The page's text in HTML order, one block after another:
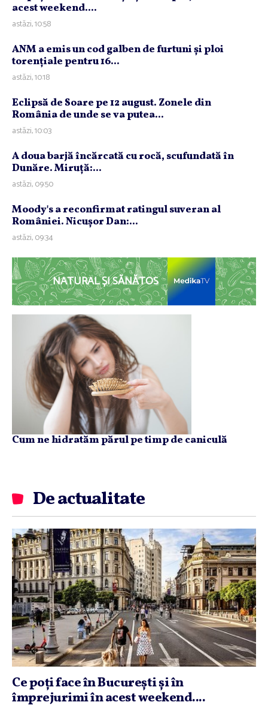
acest weekend....
astăzi, 10:58
ANM a emis un cod galben de furtuni şi ploi
torenţiale pentru 16...
astăzi, 10:18
Eclipsă de Soare pe 12 august. Zonele din
România de unde se va putea...
astăzi, 10:03
A doua barjă încărcată cu rocă, scufundată în
Dunăre. Miruţă:...
astăzi, 09:50
Moody's a reconfirmat ratingul suveran al
României. Nicuşor Dan:...
astăzi, 09:34
NATURAL ȘI SĂNĂTOS
Cum ne hidratăm părul pe timp de caniculă
De actualitate
Ce poţi face în Bucureşti şi în
împrejurimi în acest weekend....